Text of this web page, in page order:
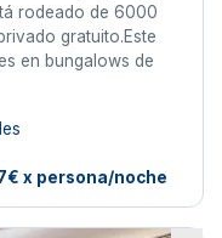
rodeado de 6000
gratuito.Este
en bungalows de
x persona/noche